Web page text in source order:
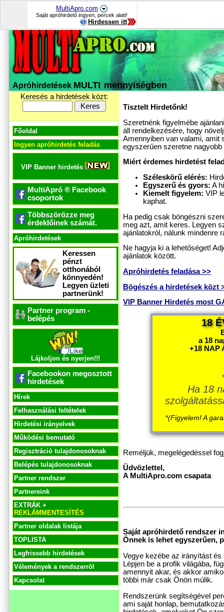
MultiApro.com
Saját apróhirdető ingyen, percek alatt!
Hirdessen itt
Apróhirdetések MULTI mennyiségben
Keresés a hirdetések közt:
Főoldal
Ingyen apróhirdetés feladás
VIP Banner hirdetés
MultiApró ® Facebook
csoportok
Többszörözze meg
érdeklőinek számát.
Apróhirdetések
Keressen
pénzt
otthonából
könnyedén!
Legyen üzleti
partnerünk!
Partner program -
belépés
Lájkoljon és nyerjen!!!
Facebookon megosztott
hirdetések
Hírek
Felhasználási feltételek
Hirdetési irányelvek
Működési bemutató
Regisztráció tulajdonosoknak
Belépés tulajdonosoknak
Partner rendszer
Partnereink
EXTRÁK +
REKLÁMMENTESÍTÉS
Partner oldalak listája
TOPLISTA
Legfrissebb hirdetések
Vélemények a rendszerrõl
Kapcsolat
Tisztelt Hirdetőnk!
Szeretnénk figyelmébe
áll rendelkezésére, hogy
Amennyiben van valami, amit
egyszerűen szeretne
Miért érdemes hirdetést
Széleskörű elérés:
Egyszerű és gyors: A
Kiemelt figyelem: VIP
kaphat.
Ha pedig csak böngészni
meg azt, amit keres. Legyen
ajánlatokról, nálunk mindenre
Ne hagyja ki a lehetőséget!
ajánlatok között.
Apróhirdetés feladása >>
Bögészés a hirdetések közt
VIP Banner Hirdetés most
18
a 18
+18 NAP
Ha 18
*(Figyelem! A
Reméljük, megelégedéssel
Üdvözlettel,
A MultiApro.com csapata
Saját apróhirdető rendszer
Önnek is lehet egyszerűen,
Vegye kezébe az irányítást
Lépjen be a profik világába,
amennyit akar, és akkor
többi már csak Önön múlik.
Rendszerünk segítségével
ami saját honlap,